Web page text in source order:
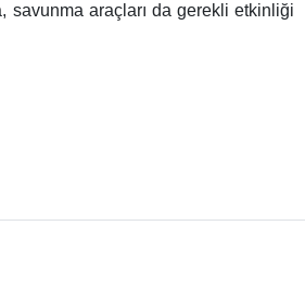
savunma araçları da gerekli etkinliği